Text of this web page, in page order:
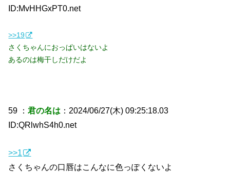
ID:MvHHGxPT0.net
>>19
さくちゃんにおっぱいはないよ
あるのは梅干しだけだよ
59 ：君の名は ：2024/06/27(木) 09:25:18.03
ID:QRlwhS4h0.net
>>1
さくちゃんの口唇はこんなに色っぽくないよ